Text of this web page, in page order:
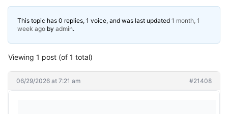
This topic has 0 replies, 1 voice, and was last updated 1 month, 1
week ago by admin.
Viewing 1 post (of 1 total)
06/29/2026 at 7:21 am #21408